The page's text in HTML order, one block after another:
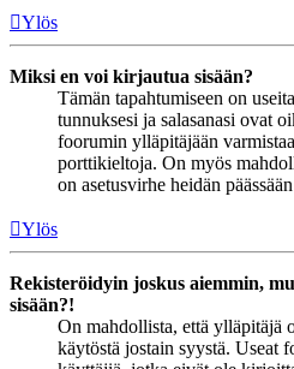
Ylös
Miksi en voi kirjautua sisään?
Tämän tapahtumiseen on
tunnuksesi ja salasanasi ovat
foorumin ylläpitäjään
porttikieltoja. On myös
on asetusvirhe heidän
Ylös
Rekisteröidyin joskus aiemmin,
sisään?!
On mahdollista, että ylläpitäjä
käytöstä jostain syystä. Useat